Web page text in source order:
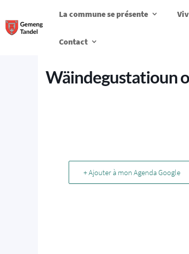
La commune se présente
Contact
Wäindegustatioun
+ Ajouter à mon Agenda Google